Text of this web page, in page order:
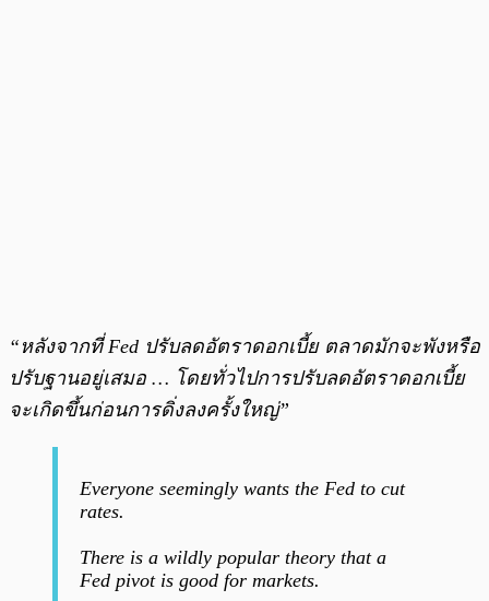
“หลังจากที่ Fed ปรับลดอัตราดอกเบี้ย ตลาดมักจะพังหรือ
ปรับฐานอยู่เสมอ … โดยทั่วไปการปรับลดอัตราดอกเบี้ย
จะเกิดขึ้นก่อนการดิ่งลงครั้งใหญ่”
Everyone seemingly wants the Fed to cut
rates.
There is a wildly popular theory that a
Fed pivot is good for markets.